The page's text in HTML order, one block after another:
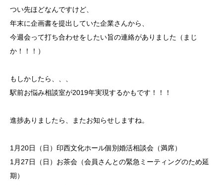
つい先ほどなんですけど、
年末に企画書を提出していた企業さんから、
今週会って打ち合わせをしたい旨の連絡がありました（まじ
か！！！）
もしかしたら、、、
駅前お悩み相談室が2019年実現するかもです！！！
進捗ありましたら、またお知らせしますね。
1月20日（日）印西文化ホール個別婚活相談会（満席）
1月27日（日）お茶会（会員さんとの緊急ミーティングのため延
期）